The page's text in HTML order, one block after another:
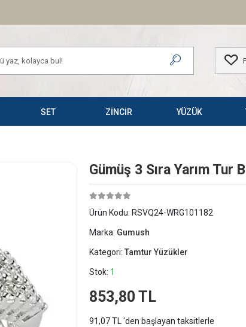
SET ZİNCİR YÜZÜK
Gümüş 3 Sıra Yarım Tur
Ürün Kodu: RSVQ24-WRG101182
Marka: Gumush
Kategori: Tamtur Yüzükler
Stok: 1
853,80 TL
91,07 TL 'den başlayan taksitlerle